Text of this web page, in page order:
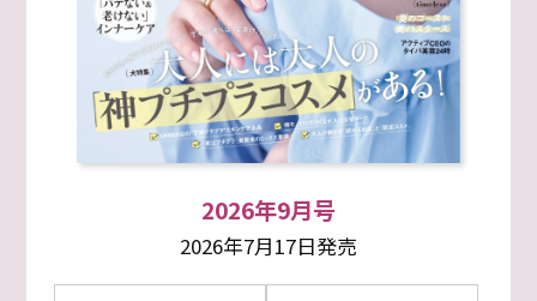
2026年9月号
2026年7月17日発売